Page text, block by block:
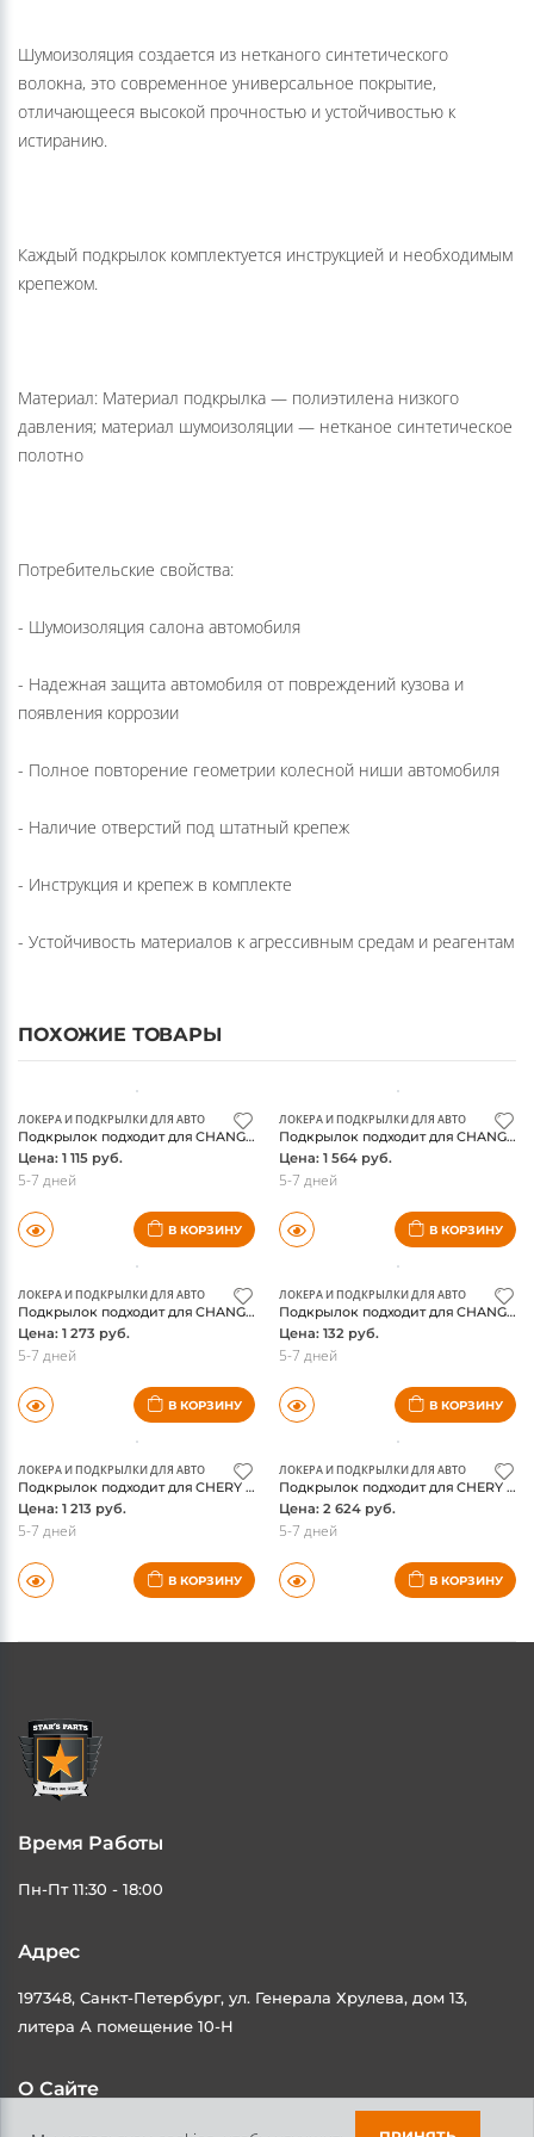
Шумоизоляция создается из нетканого синтетического
волокна, это современное универсальное покрытие,
отличающееся высокой прочностью и устойчивостью к
истиранию.
Каждый подкрылок комплектуется инструкцией и необходимым
крепежом.
Материал: Материал подкрылка — полиэтилена низкого
давления; материал шумоизоляции — нетканое синтетическое
полотно
Потребительские свойства:
- Шумоизоляция салона автомобиля
- Надежная защита автомобиля от повреждений кузова и
появления коррозии
- Полное повторение геометрии колесной ниши автомобиля
- Наличие отверстий под штатный крепеж
- Инструкция и крепеж в комплекте
- Устойчивость материалов к агрессивным средам и реагентам
ПОХОЖИЕ ТОВАРЫ
ЛОКЕРА И ПОДКРЫЛКИ ДЛЯ АВТО
Подкрылок подходит для CHANGAN CS35PLUS 2018 - Внедорожник 5 дв. (передний левый) / Чанган СиЭс 35 плюс
Цена: 1 115 руб.
5-7 дней
В КОРЗИНУ
ЛОКЕРА И ПОДКРЫЛКИ ДЛЯ АВТО
Подкрылок подходит для CHANGAN CS35PLUS 2018 - Внедорожник 5 дв. (передний правый) / Чанган СиЭс 35 плюс
Цена: 1 564 руб.
5-7 дней
В КОРЗИНУ
ЛОКЕРА И ПОДКРЫЛКИ ДЛЯ АВТО
Подкрылок подходит для CHANGAN CS35PLUS 2018 - Внедорожник 5 дв. (задний левый) / Чанган СиЭс 35 плюс
Цена: 1 273 руб.
5-7 дней
В КОРЗИНУ
ЛОКЕРА И ПОДКРЫЛКИ ДЛЯ АВТО
Подкрылок подходит для CHANGAN CS35PLUS 2018 - Внедорожник 5 дв. (задний правый) / Чанган СиЭс 35 плюс
Цена: 132 руб.
5-7 дней
В КОРЗИНУ
ЛОКЕРА И ПОДКРЫЛКИ ДЛЯ АВТО
Подкрылок подходит для CHERY Tiggo 7, 2016-2020, кроссовер (передний левый) / Черри Тигго 7
Цена: 1 213 руб.
5-7 дней
В КОРЗИНУ
ЛОКЕРА И ПОДКРЫЛКИ ДЛЯ АВТО
Подкрылок подходит для CHERY Tiggo 7, 2016-2020, кроссовер (передний правый) / Черри Тигго 7
Цена: 2 624 руб.
5-7 дней
В КОРЗИНУ
Время Работы
Пн-Пт 11:30 - 18:00
Адрес
197348, Санкт-Петербург, ул. Генерала Хрулева, дом 13,
литера А помещение 10-Н
О Сайте